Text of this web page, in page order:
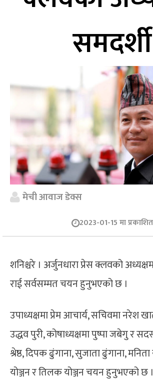
समदर्शी
मेची आवाज डेक्स
2023-01-15 मा प्रकाशित
शनिश्चरे । अर्जुनधारा प्रेस क्लवको
राई सर्वसम्मत चयन हुनुभएको छ ।
उपाध्यक्षमा प्रेम आचार्य, सचिवमा नरेश
उद्धव पुरी, कोषाध्यक्षमा पुष्पा जबेगु र
श्रेष्ठ, दिपक ढुंगाना, सुजाता ढुंगाना,
योञ्जन र तिलक योञ्जन चयन हुनुभएको छ ।